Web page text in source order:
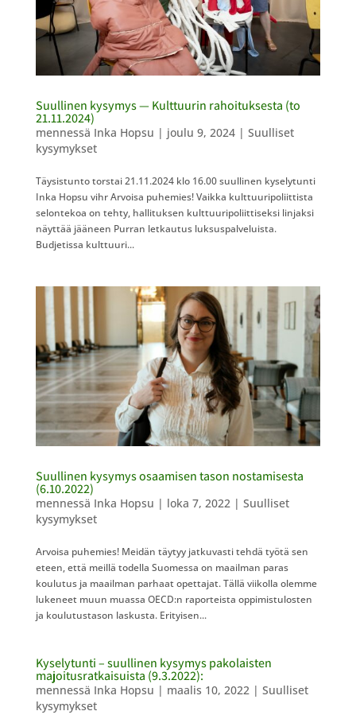
Suullinen kysymys — Kulttuurin rahoituksesta (to
21.11.2024)
mennessä Inka Hopsu | joulu 9, 2024| Suulliset
kysymykset
Täysistunto torstai 21.11.2024 klo 16.00 suullinen kyselytunti
Inka Hopsu vihr Arvoisa puhemies! Vaikka kulttuuripoliittista
selontekoa on tehty, hallituksen kulttuuripoliittiseksi linjaksi
näyttää jääneen Purran letkautus luksuspalveluista.
Budjetissa kulttuuri...
Suullinen kysymys osaamisen tason nostamisesta
(6.10.2022)
mennessä Inka Hopsu | loka 7, 2022| Suulliset
kysymykset
Arvoisa puhemies! Meidän täytyy jatkuvasti tehdä työtä sen
eteen, että meillä todella Suomessa on maailman paras
koulutus ja maailman parhaat opettajat. Tällä viikolla olemme
lukeneet muun muassa OECD:n raporteista oppimistulosten
ja koulutustason laskusta. Erityisen...
Kyselytunti – suullinen kysymys pakolaisten
majoitusratkaisuista (9.3.2022):
mennessä Inka Hopsu | maalis 10, 2022| Suulliset
kysymykset